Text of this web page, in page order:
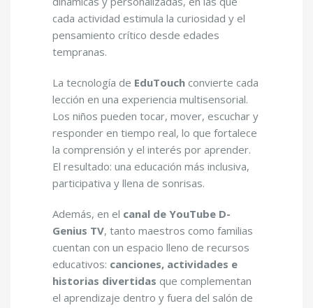
cada actividad estimula la curiosidad y el
pensamiento crítico desde edades
tempranas.
La tecnología de EduTouch convierte cada
lección en una experiencia multisensorial.
Los niños pueden tocar, mover, escuchar y
responder en tiempo real, lo que fortalece
la comprensión y el interés por aprender.
El resultado: una educación más inclusiva,
participativa y llena de sonrisas.
Además, en el canal de YouTube D-
Genius TV, tanto maestros como familias
cuentan con un espacio lleno de recursos
educativos: canciones, actividades e
historias divertidas que complementan
el aprendizaje dentro y fuera del salón de